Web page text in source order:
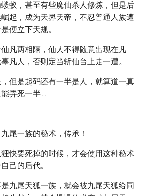
蚁，甚至有些魔仙杀人修炼，但是后
起，成为天界天帝，不忍普通人族遭
便立下天规。
凡两相隔，仙人不得随意出现在凡
凡人，否则定当斩仙台上走一遭。
但是起码还有一半是人，就算道一真
弄死一半....
尾一族的秘术，传承！
快要死掉的时候，才会使用这种秘术
己的后代。
九尾天狐一族，就会被九尾天狐给同